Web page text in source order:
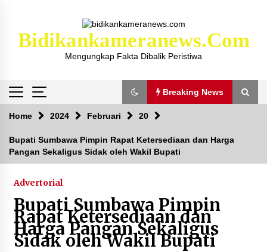
Bidikankameranews.com
Mengungkap Fakta Dibalik Peristiwa
Breaking News
Breaking News
Kejaksaan KSB Mulai Lidik Mafia Tanah Desa
Sekongkang Bawah
2 tahun ago
Laporan Dugaan Pencabulan di Desa Sepayung
Kec. Plampang, Polres Sumbawa Pastikan
Proses Penyelidikan Berjalan Maksimal
4 minggu ago
Home 2024 Februari 20
Bupati Sumbawa Pimpin Rapat Ketersediaan dan Harga
Pangan Sekaligus Sidak oleh Wakil Bupati
Advertorial
Bupati Sumbawa Pimpin
Rapat Ketersediaan dan
Harga Pangan Sekaligus
Sidak oleh Wakil Bupati